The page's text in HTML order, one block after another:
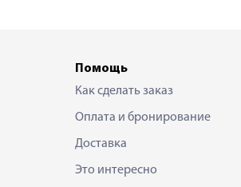
Помощь
Как сделать заказ
Оплата и бронирование
Доставка
Это интересно